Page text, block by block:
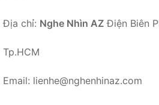
Địa chỉ: Nghe Nhìn AZ Điện Biên
Tp.HCM
Email: lienhe@nghenhinaz.com